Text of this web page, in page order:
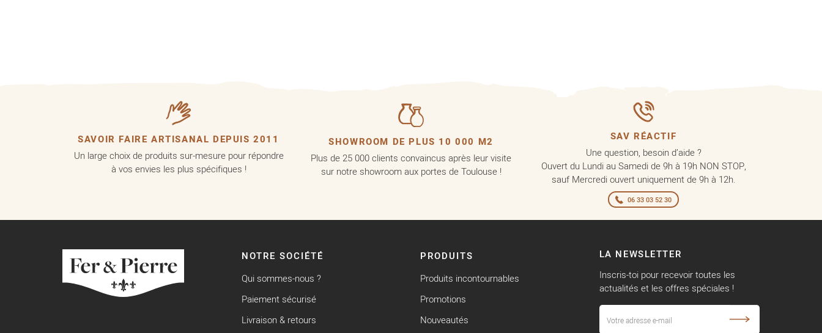
SAVOIR FAIRE ARTISANAL DEPUIS 2011
Un large choix de produits sur-mesure pour répondre
à vos envies les plus spécifiques !
SHOWROOM DE PLUS 10 000 M2
Plus de 25 000 clients convaincus après leur visite
sur notre showroom aux portes de Toulouse !
SAV RÉACTIF
Une question, besoin d’aide ?
Ouvert du Lundi au Samedi de 9h à 19h NON STOP,
sauf Mercredi ouvert uniquement de 9h à 12h.
06 33 03 52 30
NOTRE SOCIÉTÉ
Qui sommes-nous ?
Paiement sécurisé
Livraison & retours
PRODUITS
Produits incontournables
Promotions
Nouveautés
LA NEWSLETTER
Inscris-toi pour recevoir toutes les
actualités et les offres spéciales !